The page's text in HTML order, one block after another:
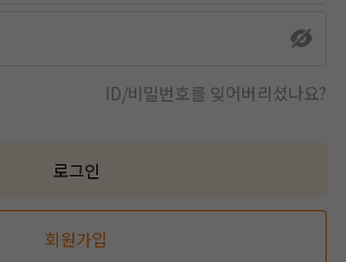
ID/비밀번호를 잊어버리셨나요?
로그인
회원가입